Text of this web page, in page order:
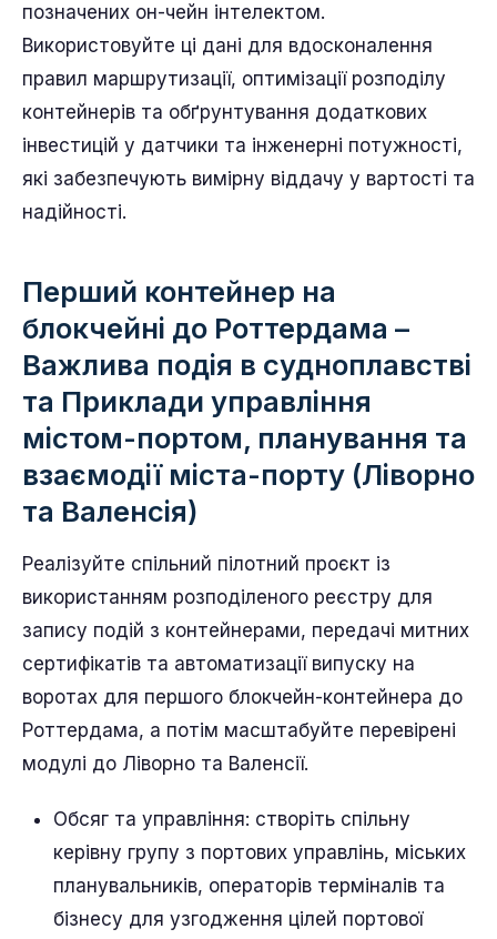
позначених он-чейн інтелектом.
Використовуйте ці дані для вдосконалення
правил маршрутизації, оптимізації розподілу
контейнерів та обґрунтування додаткових
інвестицій у датчики та інженерні потужності,
які забезпечують вимірну віддачу у вартості та
надійності.
Перший контейнер на
блокчейні до Роттердама –
Важлива подія в судноплавстві
та Приклади управління
містом-портом, планування та
взаємодії міста-порту (Ліворно
та Валенсія)
Реалізуйте спільний пілотний проєкт із
використанням розподіленого реєстру для
запису подій з контейнерами, передачі митних
сертифікатів та автоматизації випуску на
воротах для першого блокчейн-контейнера до
Роттердама, а потім масштабуйте перевірені
модулі до Ліворно та Валенсії.
Обсяг та управління: створіть спільну
керівну групу з портових управлінь, міських
планувальників, операторів терміналів та
бізнесу для узгодження цілей портової